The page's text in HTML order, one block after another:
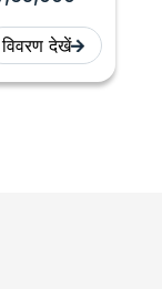
विवरण देखें